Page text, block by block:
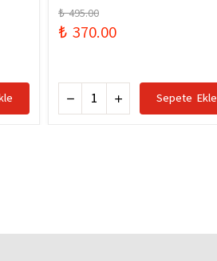
₺ 495.00
₺ 370.00
Sepete Ekle